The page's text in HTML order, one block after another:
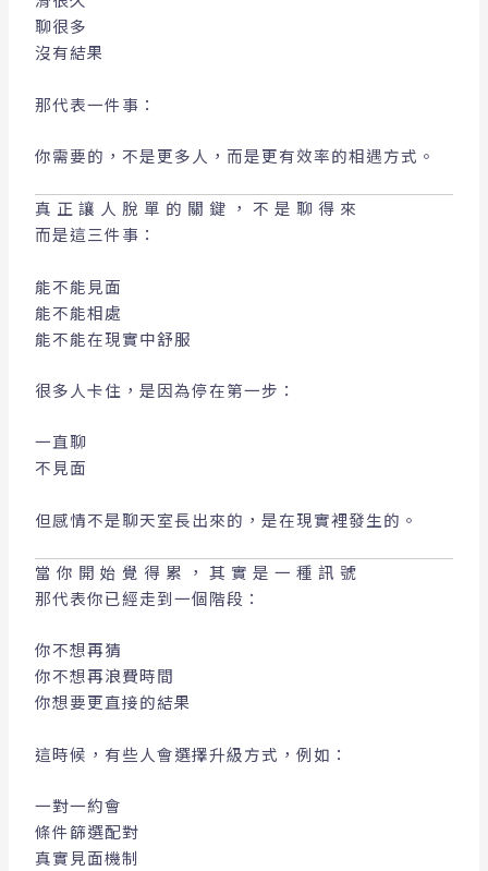
聊很多
沒有結果
那代表一件事：
你需要的，不是更多人，而是更有效率的相遇方式。
真正讓人脫單的關鍵，不是聊得來
而是這三件事：
能不能見面
能不能相處
能不能在現實中舒服
很多人卡住，是因為停在第一步：
一直聊
不見面
但感情不是聊天室長出來的，是在現實裡發生的。
當你開始覺得累，其實是一種訊號
那代表你已經走到一個階段：
你不想再猜
你不想再浪費時間
你想要更直接的結果
這時候，有些人會選擇升級方式，例如：
一對一約會
條件篩選配對
真實見面機制